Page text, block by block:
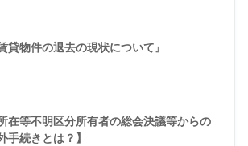
賃貸物件の退去の現状について』
所在等不明区分所有者の総会決議等からの
手続きとは？】